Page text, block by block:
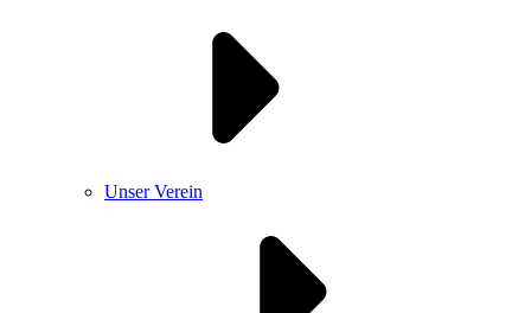
Unser Verein